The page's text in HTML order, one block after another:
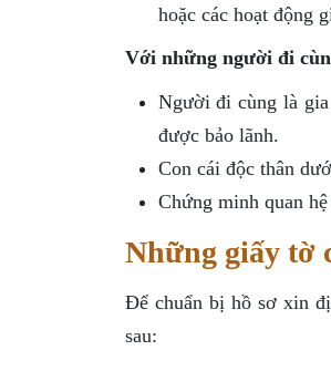
hoặc các hoạt động
Với những người đi
Người đi cùng là
được bảo lãnh.
Con cái độc thân
Chứng minh quan
Những giấy tờ
Để chuẩn bị hồ sơ xin
sau: